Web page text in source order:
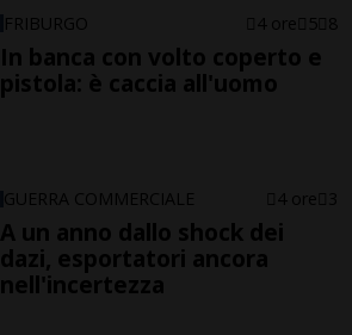
FRIBURGO 4 ore 5 8
In banca con volto coperto e
pistola: è caccia all'uomo
GUERRA COMMERCIALE 4 ore 3
A un anno dallo shock dei
dazi, esportatori ancora
nell'incertezza